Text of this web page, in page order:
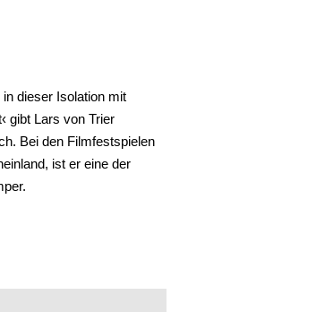
dieser Isolation mit
gibt Lars von Trier
Bei den Filmfestspielen
ist er eine der